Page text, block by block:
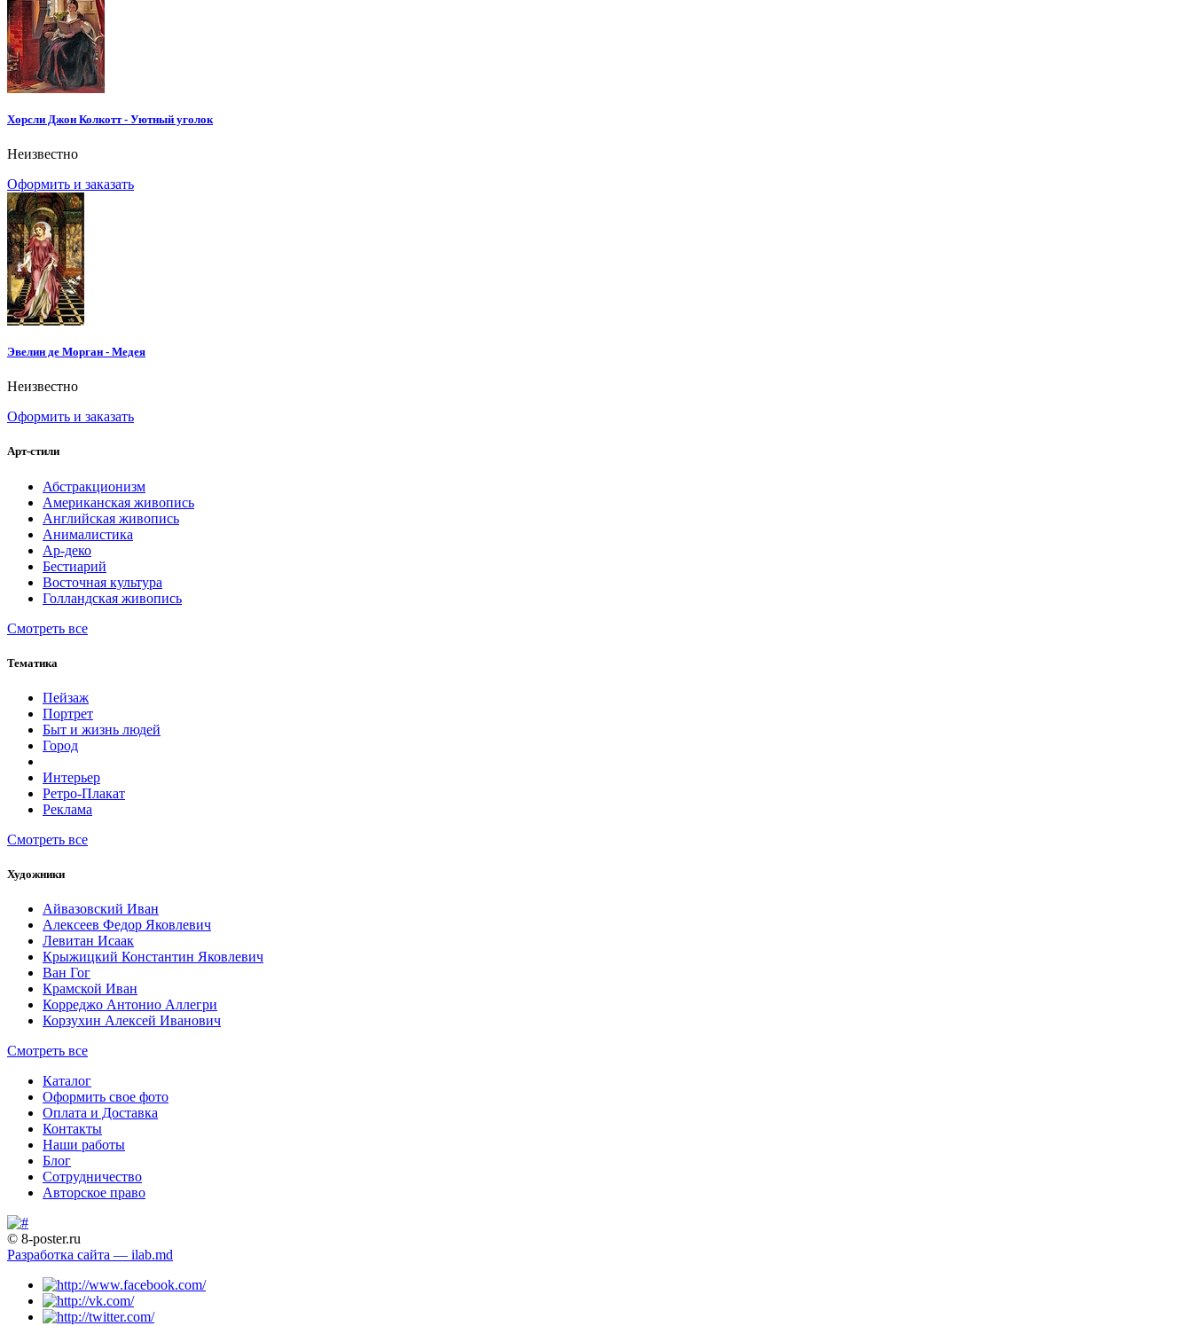
Хорсли Джон Колкотт - Уютный уголок
Неизвестно
Оформить и заказать
Эвелин де Морган - Медея
Неизвестно
Оформить и заказать
Арт-стили
Абстракционизм
Американская живопись
Английская живопись
Анималистика
Ар-деко
Бестиарий
Восточная культура
Голландская живопись
Смотреть все
Тематика
Пейзаж
Портрет
Быт и жизнь людей
Город
Интерьер
Ретро-Плакат
Реклама
Смотреть все
Художники
Айвазовский Иван
Алексеев Федор Яковлевич
Левитан Исаак
Крыжицкий Константин Яковлевич
Ван Гог
Крамской Иван
Корреджо Антонио Аллегри
Корзухин Алексей Иванович
Смотреть все
Каталог
Оформить свое фото
Оплата и Доставка
Контакты
Наши работы
Блог
Сотрудничество
Авторское право
© 8-poster.ru
Разработка сайта — ilab.md